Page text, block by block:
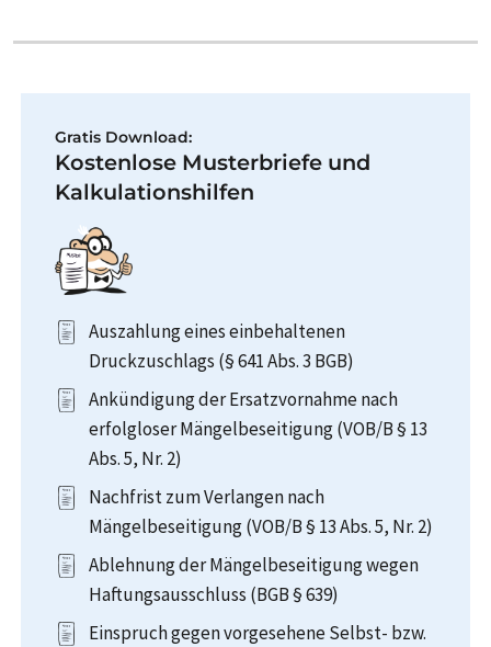
Gratis Download:
Kostenlose Musterbriefe und
Kalkulationshilfen
Auszahlung eines einbehaltenen
Druckzuschlags (§ 641 Abs. 3 BGB)
Ankündigung der Ersatzvornahme nach
erfolgloser Mängelbeseitigung (VOB/B § 13
Abs. 5, Nr. 2)
Nachfrist zum Verlangen nach
Mängelbeseitigung (VOB/B § 13 Abs. 5, Nr. 2)
Ablehnung der Mängelbeseitigung wegen
Haftungsausschluss (BGB § 639)
Einspruch gegen vorgesehene Selbst- bzw.